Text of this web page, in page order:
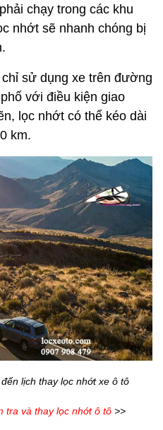
chạy trong các khu
nhớt sẽ nhanh chóng bị
sử dụng xe trên đường
với điều kiện giao
lọc nhớt có thể kéo dài
km.
lịch thay lọc nhớt xe ô tô
tra và thay lọc nhớt ô tô>>